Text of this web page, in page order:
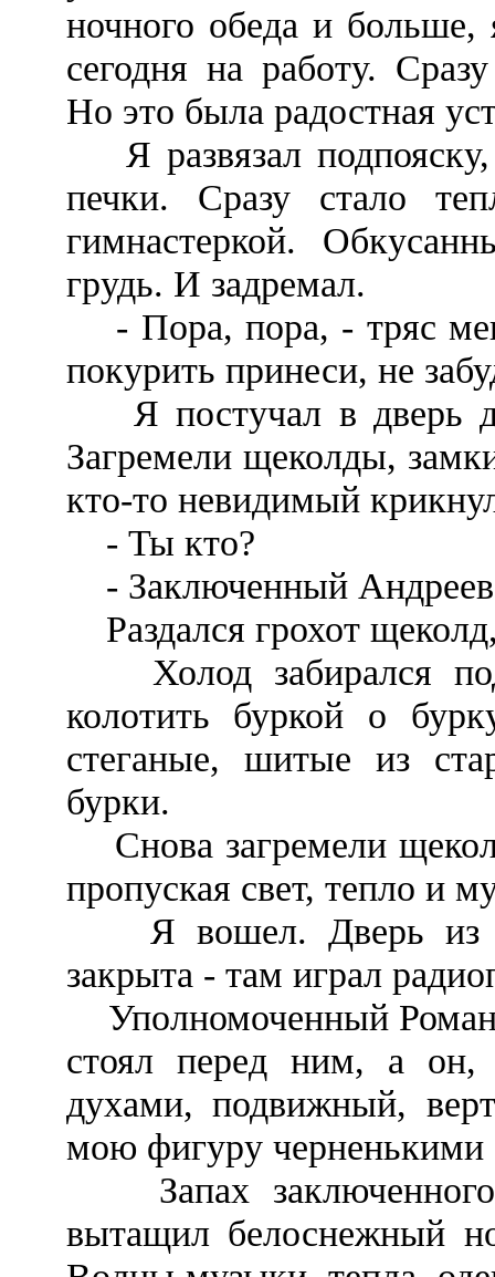
ночного обеда и
сегодня на работу.
Но это была радостная
Я развязал подпояску,
печки. Сразу стало
гимнастеркой.
грудь. И задремал.
- Пора, пора, - тряс
покурить принеси, не
Я постучал в дверь
Загремели щеколды,
кто-то невидимый
- Ты кто?
- Заключенный Андреев
Раздался грохот
Холод забирался
колотить буркой о
стеганые, шитые из
бурки.
Снова загремели
пропуская свет, тепло и
Я вошел. Дверь из
закрыта - там играл
Уполномоченный
стоял перед ним, а он,
духами, подвижный,
мою фигуру черненькими
Запах
вытащил белоснежный